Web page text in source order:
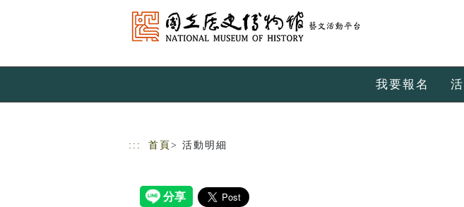
我要報名
::: 首頁 > 活動明細